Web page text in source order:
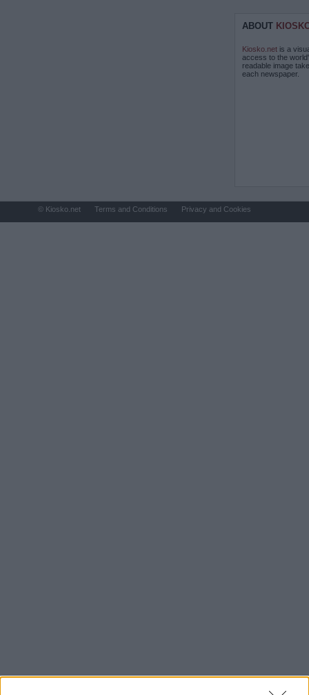
ABOUT
Kiosko.net is a
access to the
readable image
each newspaper.
© Kiosko.net Terms and Conditions Privacy and Cookies